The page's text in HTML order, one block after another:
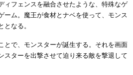
ィフェンスを融合させたような、特殊なゲ
ーム。魔王が食材とナベを使って、モンス
となる。
とで、モンスターが誕生する。それを画面
スターを出撃させて迫り来る敵を撃退して